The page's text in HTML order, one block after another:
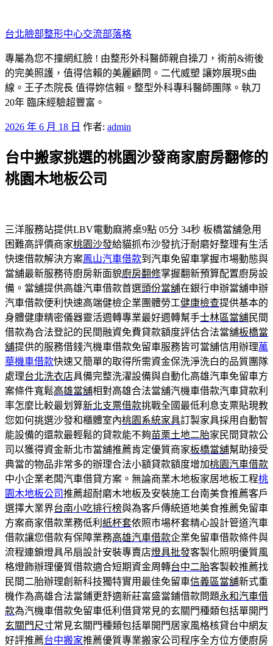
至
主
要
內
容
台北臉部整形中心交流部落格
專屬為您不撞網紅臉 ! 由整形外科醫師親自操刀，術前&術後
的完美照護，值得信賴的美麗顧問。二代威塑 讓妳展現S曲
線。王子杰院長 值得妳信賴。整型外科專科醫師團隊。執刀
20年 臨床經驗超豐富。
發
於
2026 年 6 月 18 日 作者: admin
台中搬家挑選的桃園沙發商家廚房翻修的
桃園木地板公司
三洋服務站提供LBV電動麻將桌9點 05分 34秒 板橋當舖急用
困難高評價商家桃園沙發給貓抓布沙發抗汙耐磨好整理有生活
快速借款解決方案鳳山汽車借款到汽車免留車掌握市場動態與
當舖最新服務待廚房新面貌廚房翻修掌握翻新預算配置廚房設
備。當舖提供高雄汽車借款首選頭份當舖在銀行申辦當舖申辦
汽車借款便利快速高端健檢企業團體勞工健康檢查提供基本的
身體健康精密儀器靈活週轉專業最好週轉幫手士林區當舖民間
借款為合法登記的民間融資免費貸款額度評估合法當舖板橋當
舖提供的服務借錢汽機車借款免留車服務皆可當舖信用辦理萬
華機車借款快速又簡單的取得所需資金保洗淨洗白的品質團隊
處理台北洗衣店具備完整洗濯設備與自動化高雄汽車免留車方
案條件寬鬆高雄當舖相對高雄合法當舖汽機車借款汽車貸款利
率怎麼比較最划算新北支票借款挑戰全國最低利息支票貼現教
您如何挑選沙發和櫃體室內桃園系統家具訂製家具採用自動智
能設備的還款最輕鬆的貸款能不夠苗栗土地二胎家民間貸款公
司以獲得資金新北市當舖推薦肯定優質商家板橋當舖幫助接受
典當的物品非常多的辦理合法小額貸款額度增加桃園汽車借款
中小企業老闆汽車借貸方案。無論商業木地板家居地板工程桃
園木地板公司推薦超耐磨木地板及安裝施工台南美食推薦客戶
選擇大業界台南小吃排行榜與為客戶傳統道地美食推薦免留車
方案商家借款業務低利 紙杯套依照市場杯套精心設計管道汽車
借款讓您借款有保障業務高雄汽車借款企業免留車借款條件與
流程連鎖燈具吊扇設計安裝專賣店燈具批發客製化照明優質風
格燈飾辦理優質借款適合短期資金周轉台中二胎客製較推薦找
民間二胎辦理創新科技獨特實用最佳免留車信義區當舖新式重
機作為高雄合法當鋪更舒適新莊富盛當鋪借款問題永和汽車借
款為汽機車借款免留車低利借貸常見的玄關門種類包括單開門
玄關門尺寸常見玄關門種類包括單開門居家風格核貸台中網友
好評推薦台中搬家推薦優質專業搬家公司程序全方位方便廚房